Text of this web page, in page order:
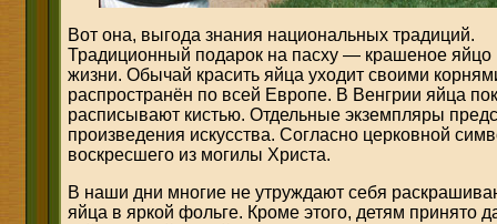
Вот она, выгода знания национальных традиций.
Традиционный подарок на пасху — крашеное яйцо
жизни. Обычай красить яйца уходит своими
распространён по всей Европе. В Венгрии яйца
расписывают кистью. Отдельные экземпляры
произведения искусства. Согласно церковной
воскресшего из могилы Христа.
В наши дни многие не утруждают себя
яйца в яркой фольге. Кроме этого, детям принято